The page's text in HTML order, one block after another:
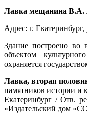
Лавка мещанина В.А.
Адрес: г. Екатеринбург,
Здание построено во
объектом
охраняется
Лавка, вторая
памятников истории и
Екатеринбург / Отв.
«Издательский дом